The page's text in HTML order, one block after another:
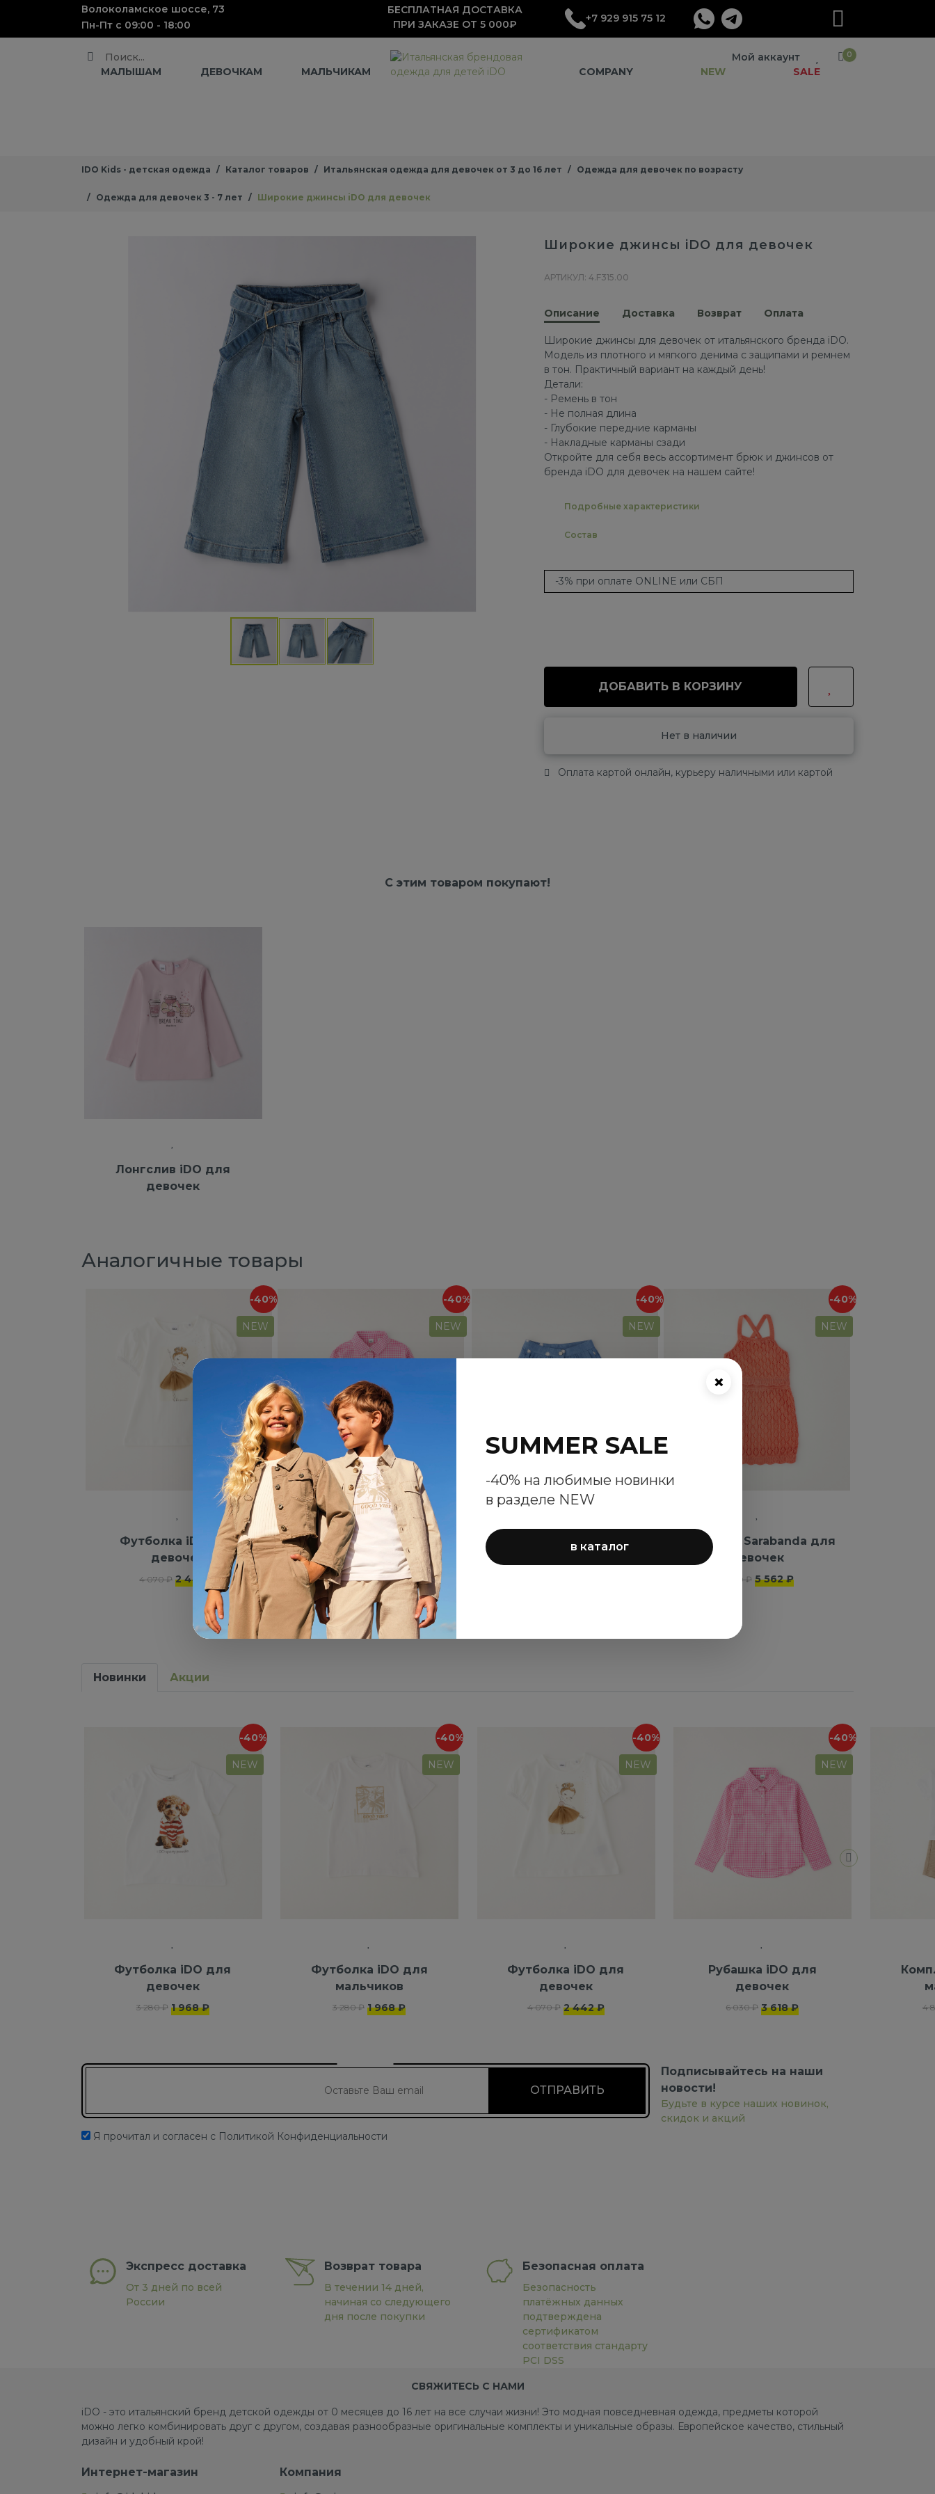
Волоколамское шоссе, 73
Пн-Пт с 09:00 - 18:00
БЕСПЛАТНАЯ ДОСТАВКА
ПРИ ЗАКАЗЕ ОТ 5 000₽
+7 929 915 75 12
Поиск Мой аккаунт 0
МАЛЫШАМ ДЕВОЧКАМ МАЛЬЧИКАМ COMPANY NEW SALE
IDO Kids - детская одежда Каталог товаров Итальянская одежда для девочек от 3 до 16 лет Одежда для девочек по возрасту
Одежда для девочек 3 - 7 лет Широкие джинсы iDO для девочек
Широкие джинсы iDO для девочек
АРТИКУЛ: 4.F315.00
Описание Доставка Возврат Оплата
Широкие джинсы для девочек от итальянского бренда iDO.
Модель из плотного и мягкого денима с защипами и ремнем
в тон. Практичный вариант на каждый день!
Детали:
- Ремень в тон
- Не полная длина
- Глубокие передние карманы
- Накладные карманы сзади
Откройте для себя весь ассортимент брюк и джинсов от
бренда iDO для девочек на нашем сайте!
Подробные характеристики
Состав
-3% при оплате ONLINE или СБП
ДОБАВИТЬ В КОРЗИНУ
Нет в наличии
Оплата картой онлайн, курьеру наличными или картой
С этим товаром покупают!
Лонгслив iDO для
девочек
Аналогичные товары
-40%
NEW
Футболка iDO для
девочек
4 070 ₽ 2 442 ₽
-40%
NEW
Рубашка iDO для девочек
6 030 ₽ 3 618 ₽
-40%
NEW
Шорты-юбка Sarabanda
-40%
NEW
Комплект Sarabanda для
девочек
9 270 ₽ 5 562 ₽
Новинки Акции
-40%
NEW
Футболка iDO для
девочек
3 280 ₽ 1 968 ₽
-40%
NEW
Футболка iDO для
мальчиков
3 280 ₽ 1 968 ₽
-40%
NEW
Футболка iDO для
девочек
4 070 ₽ 2 442 ₽
-40%
NEW
Рубашка iDO для
девочек
6 030 ₽ 3 618 ₽ 4
Подписывайтесь на наши
новости!
Будьте в курсе наших новинок,
скидок и акций
Я прочитал и согласен с Политикой Конфиденциальности
Экспресс доставка
От 3 дней по всей
России
Возврат товара
В течении 14 дней,
начиная со следующего
дня после покупки
Безопасная оплата
Безопасность
платёжных данных
подтверждена
сертификатом
соответствия стандарту
PCI DSS
СВЯЖИТЕСЬ С НАМИ
iDO - это итальянский бренд детской одежды от 0 месяцев до 16 лет на все случаи жизни! Это модная повседневная одежда, предметы которой
можно легко комбинировать друг с другом, создавая разнообразные оригинальные комплекты и уникальные образы. Европейское качество, стильный
дизайн и удобный крой!
Интернет-магазин Компания
×
SUMMER SALE
-40% на любимые новинки
в разделе NEW
в каталог